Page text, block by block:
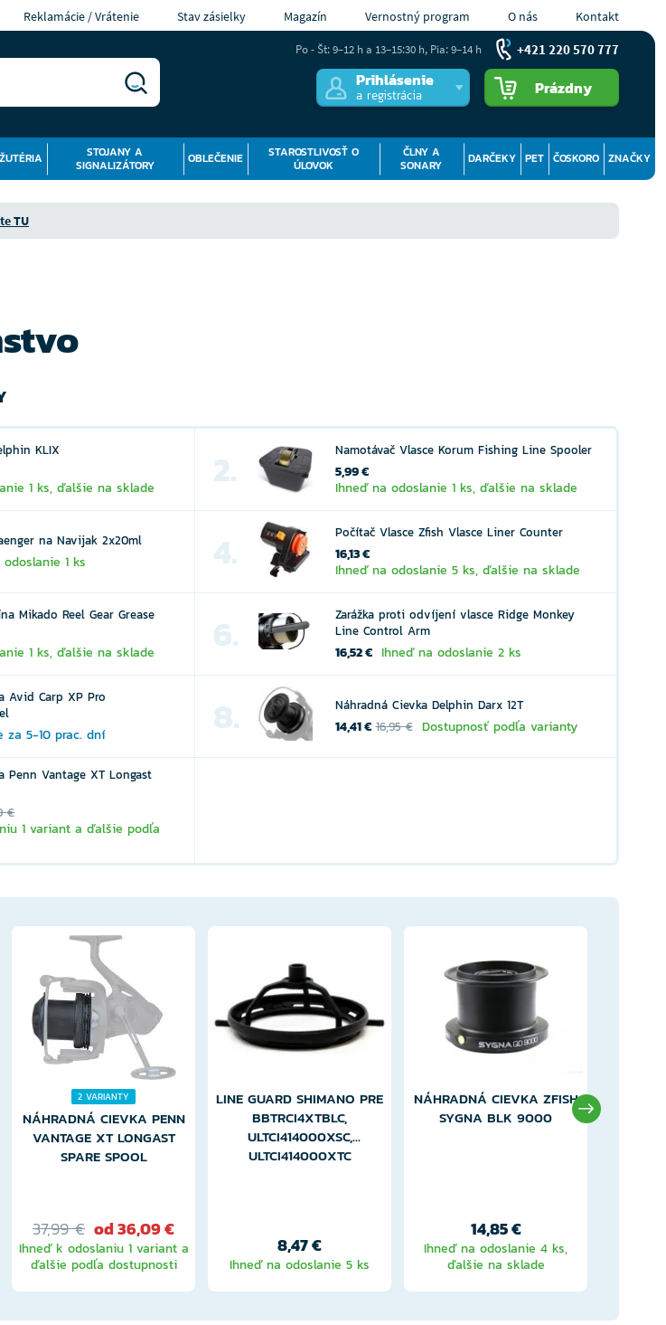
Reklamácie / Vrátenie Stav zásielky Magazín Vernostný program O nás Kontakt
Prihlásenie
a registrácia Prázdny
STOJANY A
SIGNALIZÁTORY
OBLEČENIE
STAROSTLIVOSŤ O
ÚLOVOK
ČLNY A
SONARY
DARČEKY PET ČOSKORO ZNAČKY
Po - Št: 9–12 h a 13–15:30 h, Pia: 9–14 h +421 220 570 777
TU
KLIX
1 ks, ďalšie na sklade 2. Namotávač Vlasce Korum Fishing Line Spooler
5,99 €
Ihneď na odoslanie 1 ks, ďalšie na sklade
na Navijak 2x20ml
1 ks 4. Počítač Vlasce Zfish Vlasce Liner Counter
16,13 €
Ihneď na odoslanie 5 ks, ďalšie na sklade
Mikado Reel Gear Grease
1 ks, ďalšie na sklade 6.
Zarážka proti odvíjení vlasce Ridge Monkey
Line Control Arm
16,52 € Ihneď na odoslanie 2 ks
Avid Carp XP Pro
za 5-10 prac. dní 8. Náhradná Cievka Delphin Darx 12T
14,41 € 16,95 € Dostupnosť podľa varianty
Penn Vantage XT Longast
€
1 variant a ďalšie podľa
2 VARIANTY
NÁHRADNÁ CIEVKA PENN
VANTAGE XT LONGAST
SPARE SPOOL
37,99 € od 36,09 €
Ihneď k odoslaniu 1 variant a
ďalšie podľa dostupnosti
LINE GUARD SHIMANO PRE
BBTRCI4XTBLC,
ULTCI414000XSC,
ULTCI414000XTC
8,47 €
Ihneď na odoslanie 5 ks
NÁHRADNÁ CIEVKA ZFISH
SYGNA BLK 9000
14,85 €
Ihneď na odoslanie 4 ks,
ďalšie na sklade